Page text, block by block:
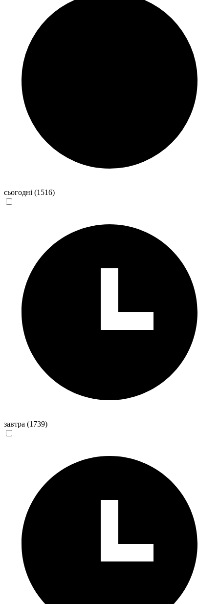
сьогодні (1516)
завтра (1739)